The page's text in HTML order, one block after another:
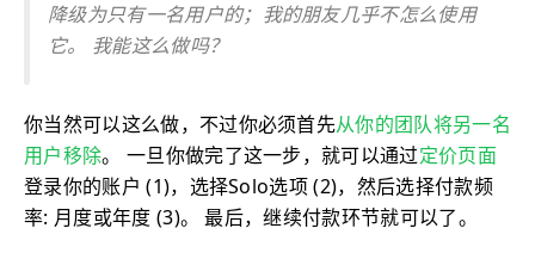
降级为只有一名用户的；我的朋友几乎不怎么使用
它。 我能这么做吗？
你当然可以这么做，不过你必须首先从你的团队将另一名
用户移除。 一旦你做完了这一步，就可以通过定价页面
登录你的账户 (1)，选择Solo选项 (2)，然后选择付款频
率: 月度或年度 (3)。 最后，继续付款环节就可以了。